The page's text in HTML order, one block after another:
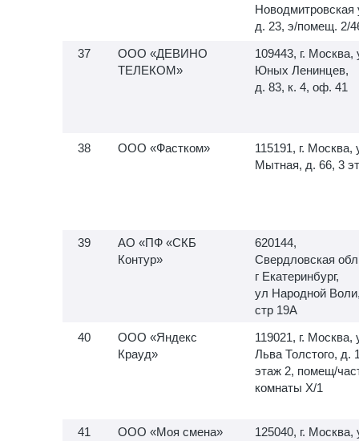
Новодмитровская
д. 23, э/помещ. 2/
ООО «ДЕВИНО
ТЕЛЕКОМ»
109443, г. Москва,
Юных Ленинцев,
д. 83, к. 4, оф. 41
ООО «Фастком»
115191, г. Москва,
Мытная, д. 66, 3
АО «ПФ «СКБ
Контур»
620144,
Свердловская
г Екатеринбург,
ул Народной
стр 19А
ООО «Яндекс
Крауд»
119021, г. Москва,
Льва Толстого, д.
этаж 2, помещ/
комнаты X/1
ООО «Моя смена»
125040, г. Москва,